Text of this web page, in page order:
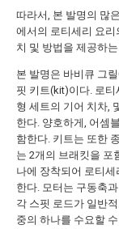
따라서, 본 발명의 많
에서의 로티세리 요
치 및 방법을 제공하
본 발명은 바비큐 그
핏 키트(kit)이다. 로티
형 세트의 기어 치차,
한다. 양호하게, 어셈
함한다. 키트는 또한
는 2개의 브래킷을 포
나에 장착되어 로티
한다. 모터는 구동축
각 스핏 로드가 일반
중의 하나를 수요할